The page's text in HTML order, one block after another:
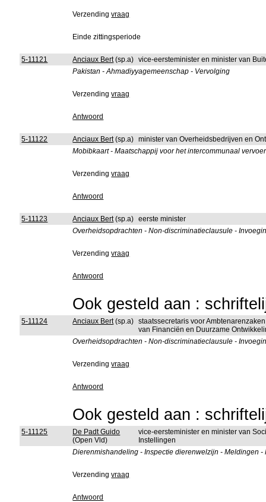
Verzendingvraag
Einde zittingsperiode
5-11121 Anciaux Bert(sp.a) vice-eersteminister en minister van
Pakistan - Ahmadiyyagemeenschap - Vervolging
Verzendingvraag
Antwoord
5-11122 Anciaux Bert(sp.a) minister van Overheidsbedrijven en
Mobibkaart - Maatschappij voor het intercommunaal
Verzendingvraag
Antwoord
5-11123 Anciaux Bert(sp.a) eerste minister
Overheidsopdrachten - Non-discriminatieclausule -
Verzendingvraag
Antwoord
Ook gesteld aan :
5-11124 Anciaux Bert(sp.a) staatssecretaris voor
van Financiën en Duurzame
Overheidsopdrachten - Non-discriminatieclausule -
Verzendingvraag
Antwoord
Ook gesteld aan :
5-11125
De Padt Guido
(Open Vld)
vice-eersteminister en minister van
Instellingen
Dierenmishandeling - Inspectie dierenwelzijn - Meldingen
Verzendingvraag
Antwoord